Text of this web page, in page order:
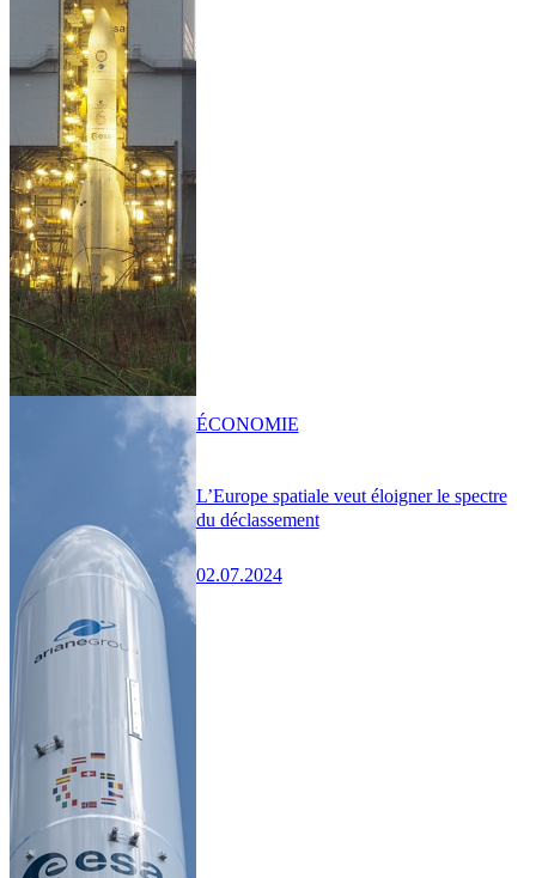
L’Europe spatiale veut éloigner le spectre
du déclassement
02.07.2024
ÉCONOMIE